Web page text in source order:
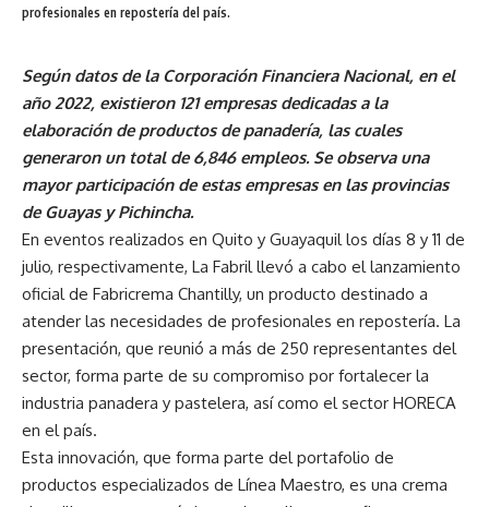
profesionales en repostería del país.
Según datos de la Corporación Financiera Nacional, en el
año 2022, existieron 121 empresas dedicadas a la
elaboración de productos de panadería, las cuales
generaron un total de 6,846 empleos. Se observa una
mayor participación de estas empresas en las provincias
de Guayas y Pichincha.
En eventos realizados en Quito y Guayaquil los días 8 y 11 de
julio, respectivamente, La Fabril llevó a cabo el lanzamiento
oficial de Fabricrema Chantilly, un producto destinado a
atender las necesidades de profesionales en repostería. La
presentación, que reunió a más de 250 representantes del
sector, forma parte de su compromiso por fortalecer la
industria panadera y pastelera, así como el sector HORECA
en el país.
Esta innovación, que forma parte del portafolio de
productos especializados de Línea Maestro, es una crema